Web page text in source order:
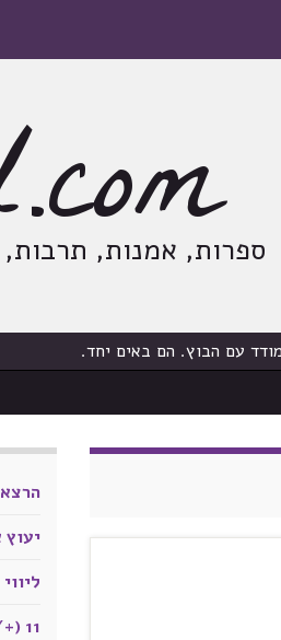
ספרות, אמנות, תרבות,
עם הבוץ. הם באים יחד.
11 (+/-) פלוס-מינוס